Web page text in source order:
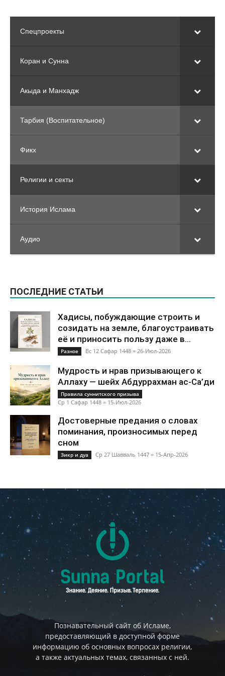
Спецпроекты
Коран и Сунна
Акыда и Манхадж
Тарбия (Воспитательное)
Фикх
Религии и секты
История Ислама
Аудио
ПОСЛЕДНИЕ СТАТЬИ
Хадисы, побуждающие строить и
созидать на земле, благоустраивать
её и приносить пользу даже в...
Разное Вс 12 Сафар 1448 = 26-Июл-2026
Мудрость и нрав призывающего к
Аллаху — шейх Абдуррахман ас-Са’ди
Правила суннитского призыва
Ср 1 Сафар 1448 = 15-Июл-2026
Достоверные предания о словах
поминания, произносимых перед
сном
Зикр и дуа Ср 27 Шавваль 1447 = 15-Апр-2026
Познавательный сайт об Исламе,
предоставляющий в доступной форме
информацию об основных вопросах религии,
а также актуальных темах, связанных с ней.